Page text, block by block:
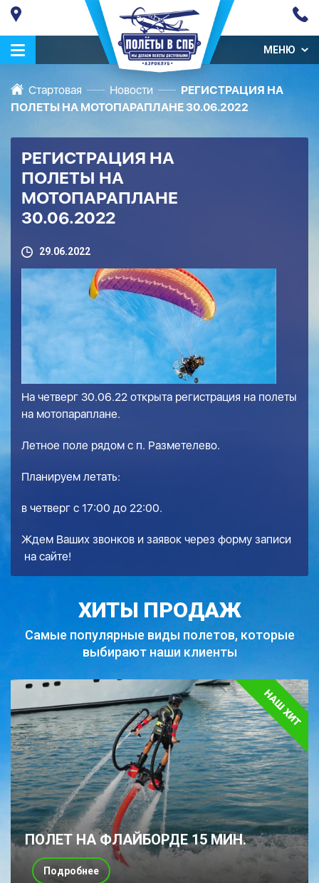
МЕНЮ
Стартовая Новости
РЕГИСТРАЦИЯ НА
ПОЛЕТЫ НА МОТОПАРАПЛАНЕ 30.06.2022
РЕГИСТРАЦИЯ НА
ПОЛЕТЫ НА
МОТОПАРАПЛАНЕ
30.06.2022
29.06.2022
На четверг 30.06.22 открыта регистрация на полеты
на мотопараплане.
Летное поле рядом с п. Разметелево.
Планируем летать:
в четверг с 17:00 до 22:00.
Ждем Ваших звонков и заявок через форму записи
на сайте!
ХИТЫ ПРОДАЖ
Самые популярные виды полетов, которые
выбирают наши клиенты
ПОЛЕТ НА ФЛАЙБОРДЕ 15 МИН.
Подробнее